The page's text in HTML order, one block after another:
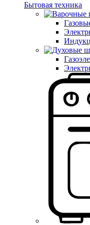
Бытовая техника